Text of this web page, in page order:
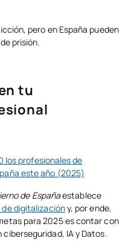
pero en España pueden
prisión.
tu
los profesionales de
este año (2025)
de Españaestablece
digitalizacióny, por ende,
para 2025 es contar con
IA y Datos.